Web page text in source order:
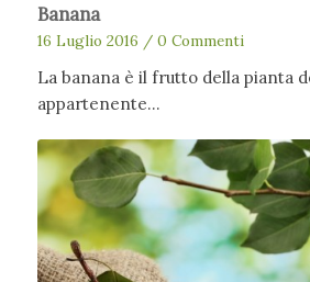
Banana
16 Luglio 2016 / 0 Commenti
La banana è il frutto della pianta
appartenente…